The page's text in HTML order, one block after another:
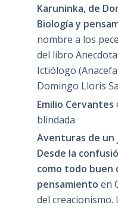
Karuninka, de
Biología y
nombre a los
del libro
Ictiólogo
Domingo Lloris
Emilio Cervantes
blindada
Aventuras de
Desde la
como todo buen
pensamiento en
del